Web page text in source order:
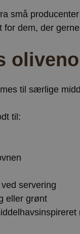
små
dem, der
til særlige
til:
servering
eller grønt